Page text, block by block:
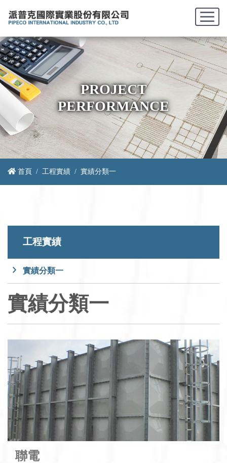
PROJECT
PERFORMANCE
首頁 工程實績 實績分類一
工程實績
實績分類一
實績分類一
聯電